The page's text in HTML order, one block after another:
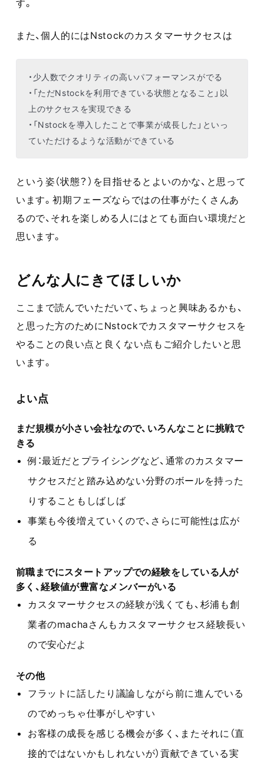
す。
また、個人的にはNstockのカスタマーサクセスは
・少人数でクオリティの高いパフォーマンスがでる
・「ただNstockを利用できている状態となること」以
上のサクセスを実現できる
・「Nstockを導入したことで事業が成長した」といっ
ていただけるような活動ができている
という姿（状態？）を目指せるとよいのかな、と思って
います。初期フェーズならではの仕事がたくさんあ
るので、それを楽しめる人にはとても面白い環境だと
思います。
どんな人にきてほしいか
ここまで読んでいただいて、ちょっと興味あるかも、
と思った方のためにNstockでカスタマーサクセスを
やることの良い点と良くない点もご紹介したいと思
います。
よい点
まだ規模が小さい会社なので、いろんなことに挑戦で
きる
例：最近だとプライシングなど、通常のカスタマー
サクセスだと踏み込めない分野のボールを持った
りすることもしばしば
事業も今後増えていくので、さらに可能性は広が
る
前職までにスタートアップでの経験をしている人が
多く、経験値が豊富なメンバーがいる
カスタマーサクセスの経験が浅くても、杉浦も創
業者のmachaさんもカスタマーサクセス経験長い
ので安心だよ
その他
フラットに話したり議論しながら前に進んでいる
のでめっちゃ仕事がしやすい
お客様の成長を感じる機会が多く、またそれに（直
接的ではないかもしれないが）貢献できている実